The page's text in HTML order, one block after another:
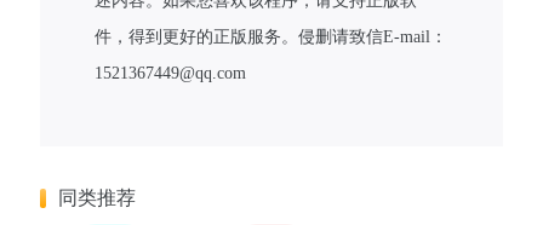
件，得到更好的正版服务。侵删请致信E-mail：
1521367449@qq.com
同类推荐